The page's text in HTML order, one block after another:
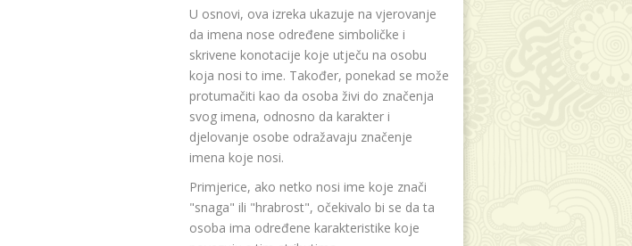
U osnovi, ova izreka ukazuje na vjerovanje
da imena nose određene simboličke i
skrivene konotacije koje utječu na osobu
koja nosi to ime. Također, ponekad se može
protumačiti kao da osoba živi do značenja
svog imena, odnosno da karakter i
djelovanje osobe odražavaju značenje
imena koje nosi.
Primjerice, ako netko nosi ime koje znači
"snaga" ili "hrabrost", očekivalo bi se da ta
osoba ima određene karakteristike koje